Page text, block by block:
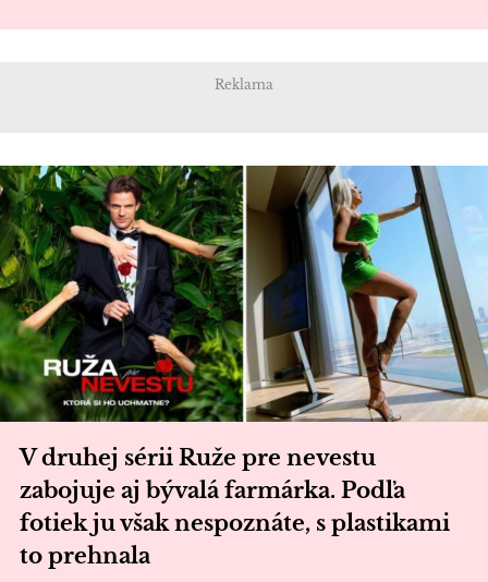
Reklama
V druhej sérii Ruže pre nevestu
zabojuje aj bývalá farmárka. Podľa
fotiek ju však nespoznáte, s plastikami
to prehnala